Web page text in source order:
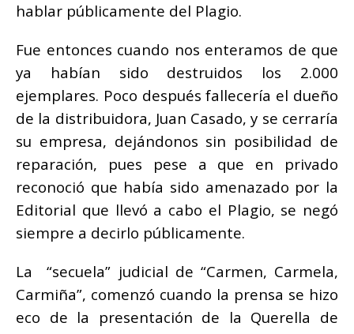
hablar públicamente del Plagio.
Fue entonces cuando nos enteramos de que
ya habían sido destruidos los 2.000
ejemplares. Poco después fallecería el dueño
de la distribuidora, Juan Casado, y se cerraría
su empresa, dejándonos sin posibilidad de
reparación, pues pese a que en privado
reconoció que había sido amenazado por la
Editorial que llevó a cabo el Plagio, se negó
siempre a decirlo públicamente.
La “secuela” judicial de “Carmen, Carmela,
Carmiña”, comenzó cuando la prensa se hizo
eco de la presentación de la Querella de